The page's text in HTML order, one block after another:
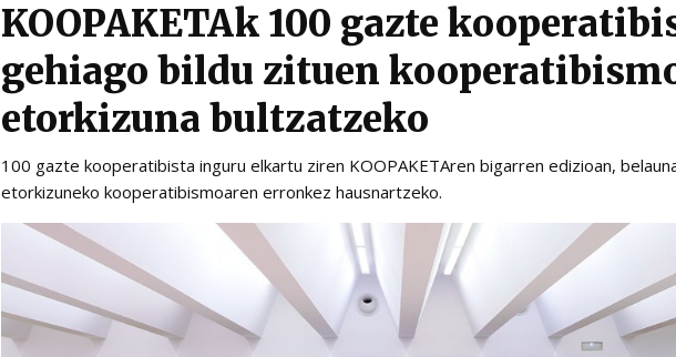
KOOPAKETAk 100 gazte
gehiago bildu zituen
etorkizuna bultzatzeko
100 gazte kooperatibista inguru elkartu ziren KOOPAKETAren bigarren edizioan,
etorkizuneko kooperatibismoaren erronkez hausnartzeko.